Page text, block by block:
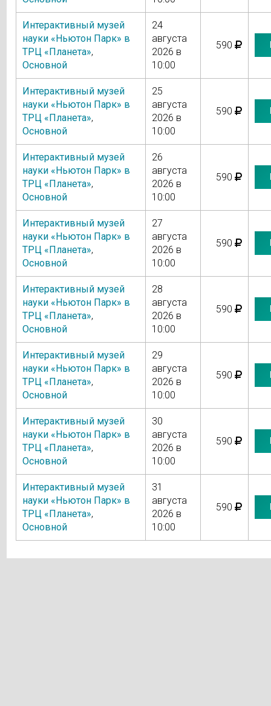
Интерактивный музей
науки «Ньютон Парк» в
ТРЦ «Планета»,
Основной
24
августа
2026 в
10:00
590
Интерактивный музей
науки «Ньютон Парк» в
ТРЦ «Планета»,
Основной
25
августа
2026 в
10:00
590
Интерактивный музей
науки «Ньютон Парк» в
ТРЦ «Планета»,
Основной
26
августа
2026 в
10:00
590
Интерактивный музей
науки «Ньютон Парк» в
ТРЦ «Планета»,
Основной
27
августа
2026 в
10:00
590
Интерактивный музей
науки «Ньютон Парк» в
ТРЦ «Планета»,
Основной
28
августа
2026 в
10:00
590
Интерактивный музей
науки «Ньютон Парк» в
ТРЦ «Планета»,
Основной
29
августа
2026 в
10:00
590
Интерактивный музей
науки «Ньютон Парк» в
ТРЦ «Планета»,
Основной
30
августа
2026 в
10:00
590
Интерактивный музей
науки «Ньютон Парк» в
ТРЦ «Планета»,
Основной
31
августа
2026 в
10:00
590